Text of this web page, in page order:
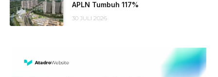
APLN Tumbuh 117%
30 JULI 2026